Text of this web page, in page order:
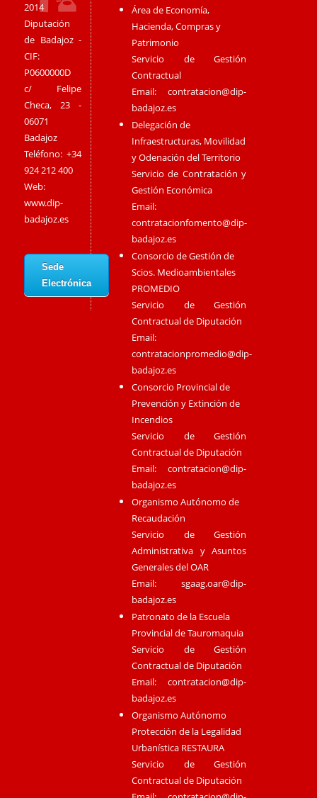
2014
Diputación
de Badajoz -
CIF:
P0600000D
c/ Felipe
Checa, 23 -
06071
Badajoz
Teléfono: +34
924 212 400
Web:
www.dip-
badajoz.es
Sede
Electrónica
Área de Economía,
Hacienda, Compras y
Patrimonio
Servicio de Gestión
Contractual
Email:contratacion@dip-
badajoz.es
Delegación de
Infraestructuras, Movilidad
y Odenación del Territorio
Servicio de Contratación y
Gestión Económica
Email:
contratacionfomento@dip-
badajoz.es
Consorcio de Gestión de
Scios. Medioambientales
PROMEDIO
Servicio de Gestión
Contractual de Diputación
Email:
contratacionpromedio@dip-
badajoz.es
Consorcio Provincial de
Prevención y Extinción de
Incendios
Servicio de Gestión
Contractual de Diputación
Email:contratacion@dip-
badajoz.es
Organismo Autónomo de
Recaudación
Servicio de Gestión
Administrativa y Asuntos
Generales del OAR
Email:sgaag.oar@dip-
badajoz.es
Patronato de la Escuela
Provincial de Tauromaquia
Servicio de Gestión
Contractual de Diputación
Email:contratacion@dip-
badajoz.es
Organismo Autónomo
Protección de la Legalidad
Urbanística RESTAURA
Servicio de Gestión
Contractual de Diputación